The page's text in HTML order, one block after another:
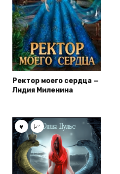
Ректор моего сердца —
Лидия Миленина